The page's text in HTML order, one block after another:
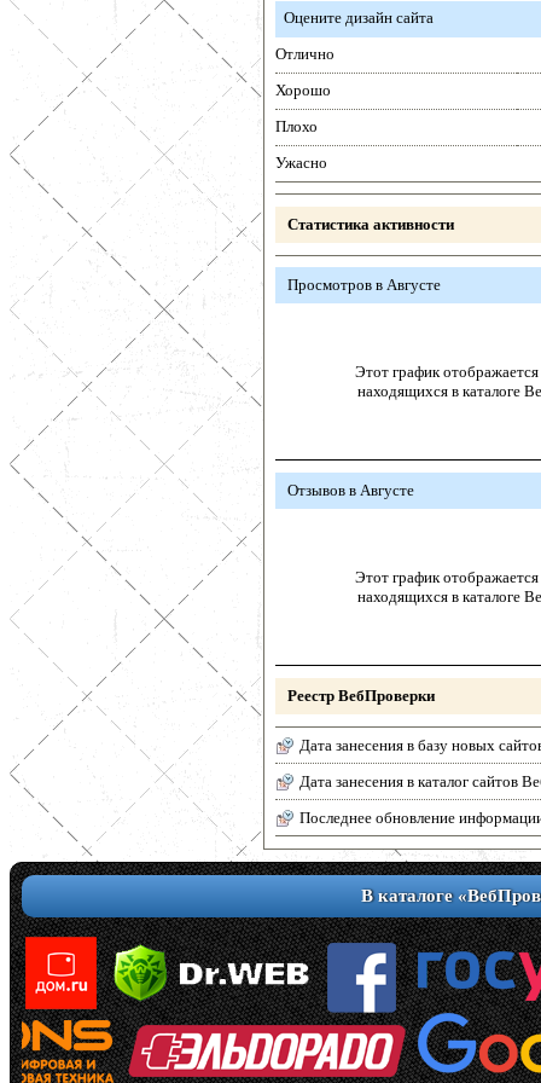
Оцените дизайн сайта
Отлично
Хорошо
Плохо
Ужасно
Статистика активности
Просмотров в Августе
Этот график отображается
находящихся в каталоге
Отзывов в Августе
Этот график отображается
находящихся в каталоге
Реестр ВебПроверки
Дата занесения в базу новых
Дата занесения в каталог сайтов
Последнее обновление
В каталоге